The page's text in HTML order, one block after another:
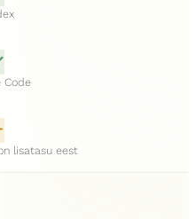
Code
lisatasu eest